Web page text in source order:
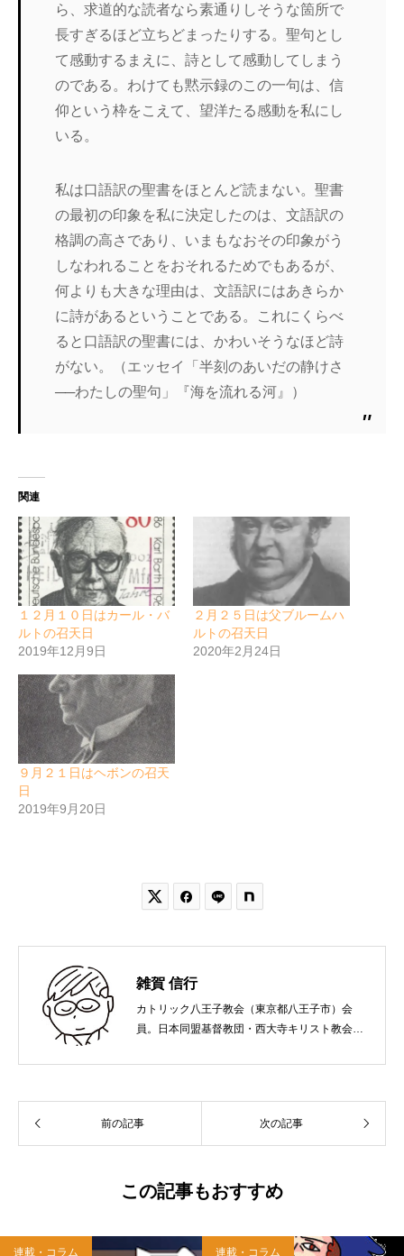
ら、求道的な読者なら素通りしそうな箇所で
長すぎるほど立ちどまったりする。聖句とし
て感動するまえに、詩として感動してしまう
のである。わけても黙示録のこの一句は、信
仰という枠をこえて、望洋たる感動を私にし
いる。
私は口語訳の聖書をほとんど読まない。聖書
の最初の印象を私に決定したのは、文語訳の
格調の高さであり、いまもなおその印象がう
しなわれることをおそれるためでもあるが、
何よりも大きな理由は、文語訳にはあきらか
に詩があるということである。これにくらべ
ると口語訳の聖書には、かわいそうなほど詩
がない。（エッセイ「半刻のあいだの静けさ
──わたしの聖句」『海を流れる河』）
関連
１２月１０日はカール・バ
ルトの召天日
2019年12月9日
２月２５日は父ブルームハ
ルトの召天日
2020年2月24日
９月２１日はヘボンの召天
日
2019年9月20日
 
雑賀 信行
カトリック八王子教会（東京都八王子市）会
員。日本同盟基督教団・西大寺キリスト教会
れ。関西学院大学社会学部卒業。９０年代、い
て、雜賀編集工房として独立。
前の記事 次の記事
この記事もおすすめ
連載・コラム 連載・コラム